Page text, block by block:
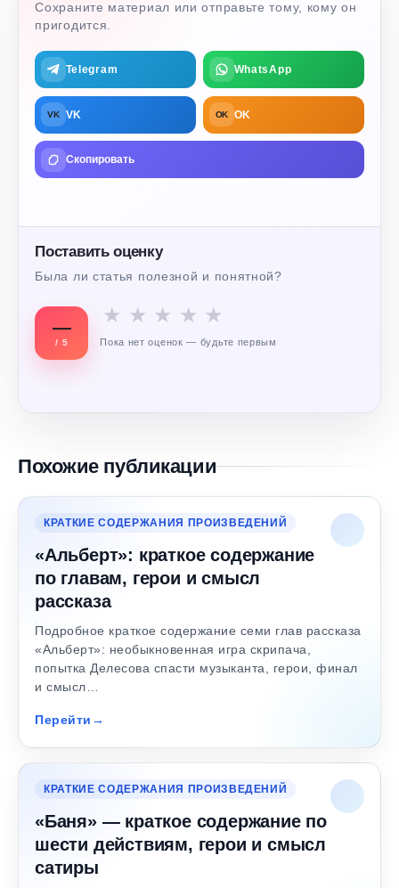
Сохраните материал или отправьте тому, кому он
пригодится.
Telegram WhatsApp
VK VK OK OK
Скопировать
Поставить оценку
Была ли статья полезной и понятной?
—
/ 5
★ ★ ★ ★ ★
Пока нет оценок — будьте первым
Похожие публикации
КРАТКИЕ СОДЕРЖАНИЯ ПРОИЗВЕДЕНИЙ
«Альберт»: краткое содержание
по главам, герои и смысл
рассказа
Подробное краткое содержание семи глав рассказа
«Альберт»: необыкновенная игра скрипача,
попытка Делесова спасти музыканта, герои, финал
и смысл…
Перейти
КРАТКИЕ СОДЕРЖАНИЯ ПРОИЗВЕДЕНИЙ
«Баня» — краткое содержание по
шести действиям, герои и смысл
сатиры